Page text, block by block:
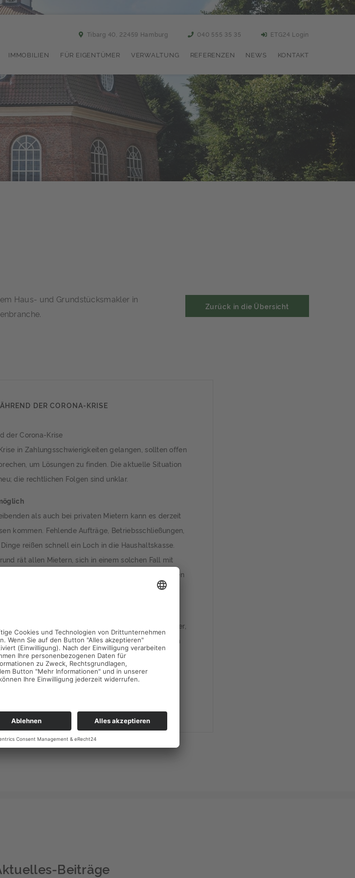
Tibarg 40, 22459 Hamburg 040 555 35 35 ETG24 Login
IMMOBILIEN FÜR EIGENTÜMER VERWALTUNG REFERENZEN NEWS KONTAKT
Haus- und Grundstücksmakler in
Zurück in die Übersicht
DER CORONA-KRISE
der Corona-Krise
in Zahlungsschwierigkeiten gelangen, sollten offen
um Lösungen zu finden. Die aktuelle Situation
die rechtlichen Folgen sind unklar.
als auch bei privaten Mietern kann es derzeit
kommen. Fehlende Aufträge, Betriebsschließungen,
reißen schnell ein Loch in die Haushaltskasse.
rät allen Mietern, sich in einem solchen Fall mit
zu setzen, um eine Lösung zu finden. Auf keinen
unkommentiert aussetzen.
angekündigt, zu prüfen, ob Mieter,
in finanzielle Schwierigkeiten kommen, vor dem
werden können. Einige Vermieter, z. B.
Lösungen an. „Vermieter und Mieter
zusammenstehen und kooperieren“, rät der
& Grund.
Beiträge